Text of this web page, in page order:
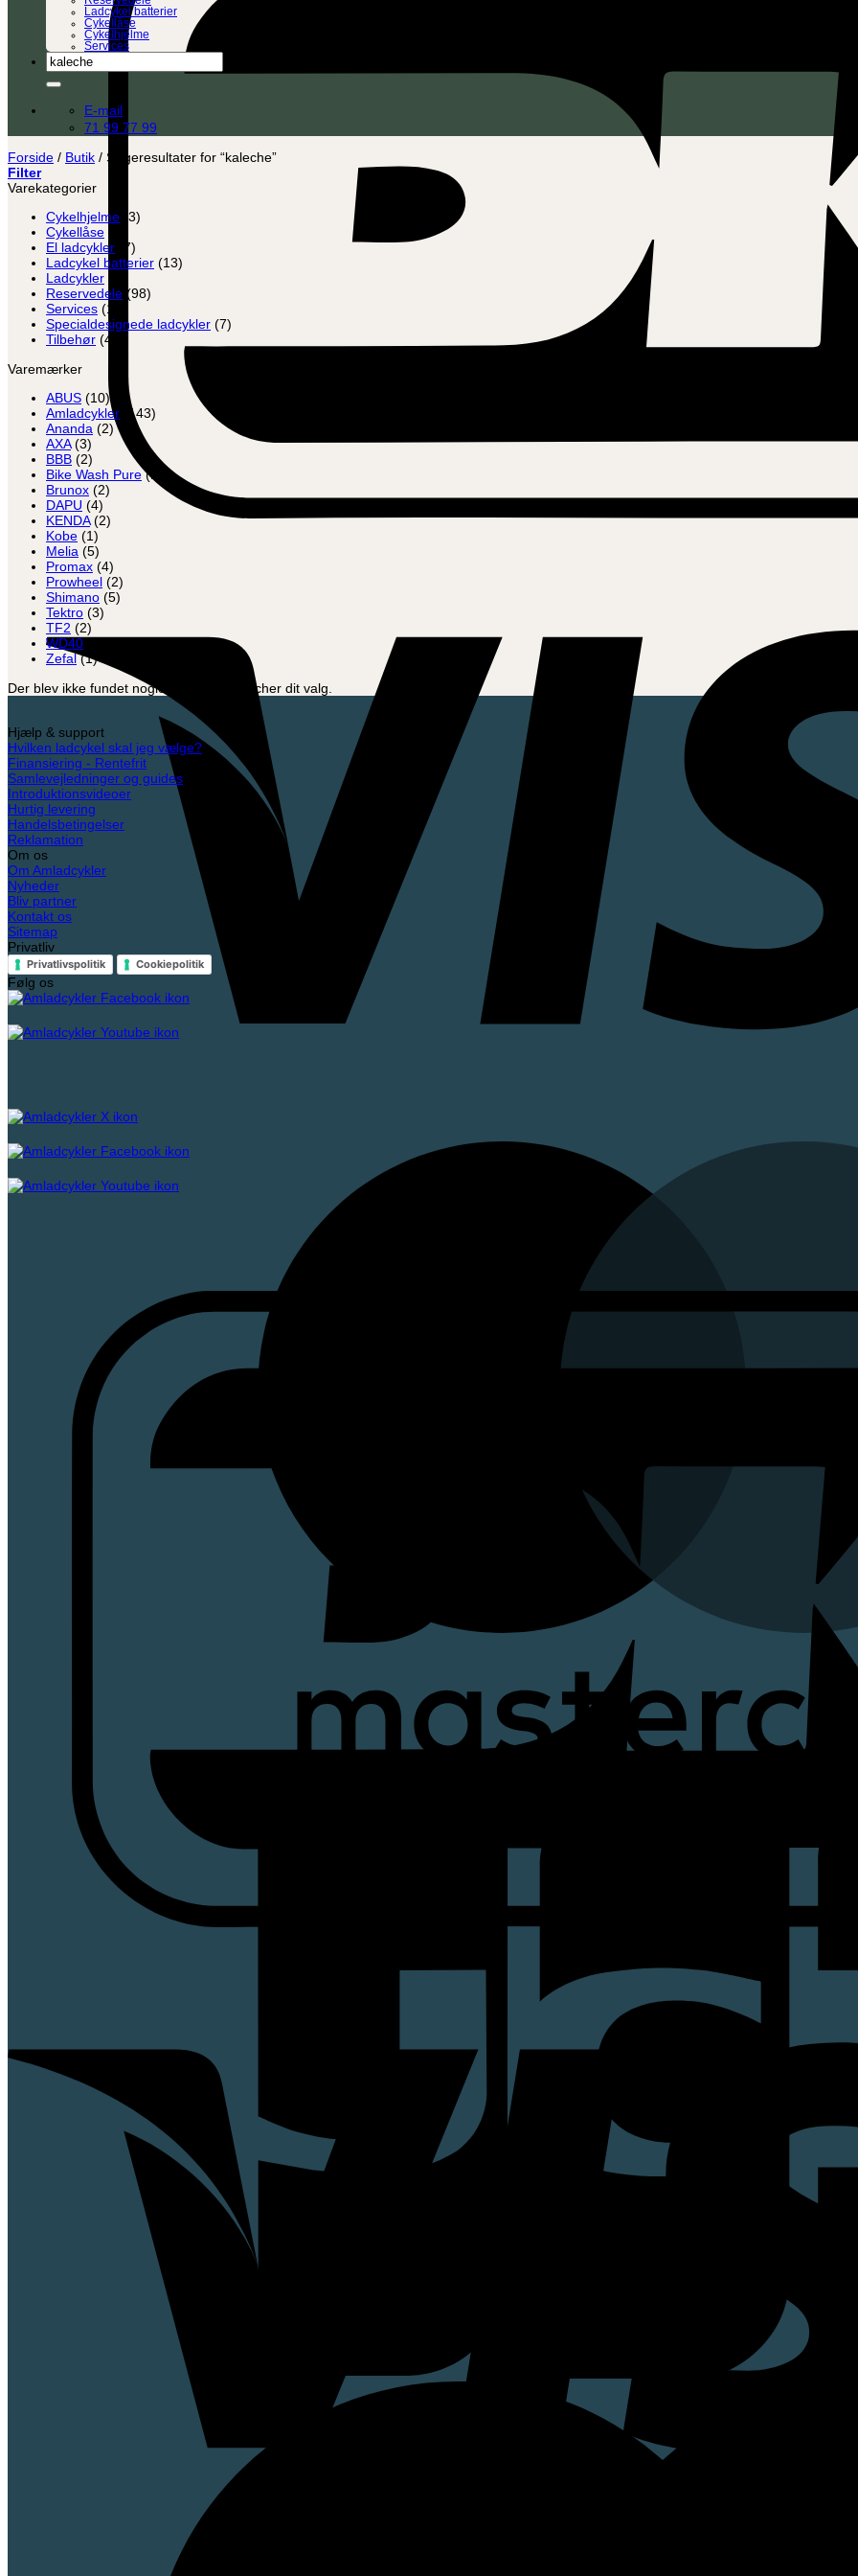
Ladcykel batterier
Cykellåse
Cykelhjelme
Services
Søg
efter:
E-mail
71 99 77 99
Forside / Butik / Søgeresultater for “kaleche”
Filter
Varekategorier
Cykelhjelme (3)
Cykellåse
El ladcykler
(7)
Ladcykel batterier (13)
Ladcykler
Reservedele (98)
Services (12)
Specialdesignede ladcykler (7)
Tilbehør (45)
Varemærker
ABUS (10)
Amladcykler
(143)
Ananda (2)
AXA (3)
BBB (2)
Bike Wash Pure (1)
Brunox (2)
DAPU (4)
KENDA (2)
Kobe (1)
Melia (5)
Promax (4)
Prowheel (2)
Shimano (5)
Tektro (3)
TF2 (2)
WD40
Zefal (1)
Der blev ikke fundet nogle varer, der matcher dit valg.
Hjælp & support
Hvilken ladcykel skal jeg vælge?
Finansiering - Rentefrit
Samlevejledninger og guides
Introduktionsvideoer
Hurtig levering
Handelsbetingelser
Reklamation
Om os
Om Amladcykler
Nyheder
Bliv partner
Kontakt os
Sitemap
Privatliv
Privatlivspolitik Cookiepolitik
Følg os